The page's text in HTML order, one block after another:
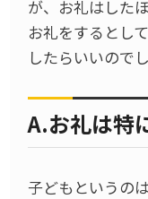
が、お礼はした
お礼をするとし
したらいいので
A.お礼は特
子どもというの